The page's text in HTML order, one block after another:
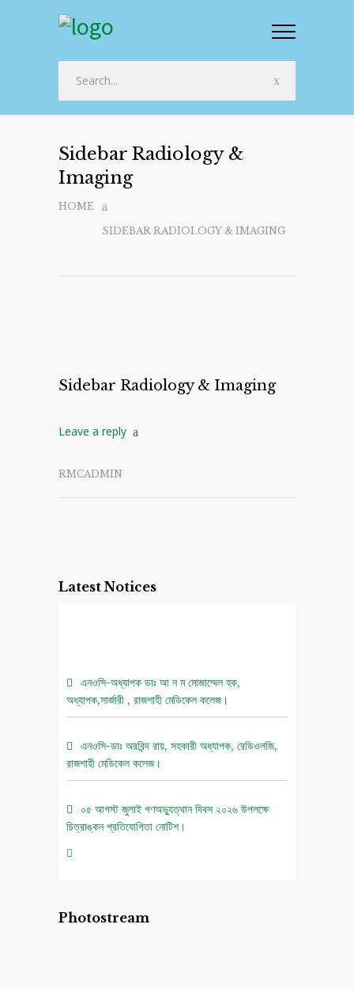
Sidebar Radiology &
Imaging
HOME
SIDEBAR RADIOLOGY & IMAGING
Sidebar Radiology & Imaging
Leave a reply
RMCADMIN
Latest Notices
এনওসি-অধ্যাপক ডাঃ আ ন ম মোজাম্মেল হক,
অধ্যাপক,সার্জারী , রাজশাহী মেডিকেল কলেজ।
এনওসি-ডাঃ অরবিন্দ রায়, সহকারী অধ্যাপক, রেডিওলজি,
রাজশাহী মেডিকেল কলেজ।
০৫ আগস্ট জুলাই গণঅভ্যুত্থান দিবস ২০২৬ উপলক্ষে
চিত্রাঙ্কন প্রতিযোগিতা নোটিশ।
Photostream